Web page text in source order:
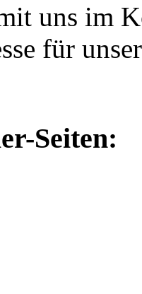
uns im
für
Seiten: